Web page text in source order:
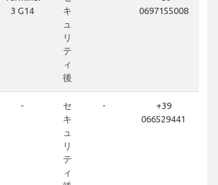
3 G14
キ
ュ
リ
テ
ィ
後
0697155008
-
セ
キ
ュ
リ
テ
ィ
-
+39
066529441